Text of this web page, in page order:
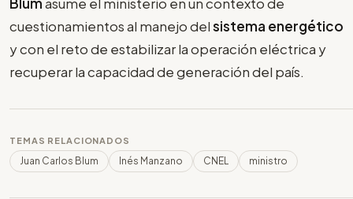
cuestionamientos al manejo delsistema energético
y con el reto de estabilizar la operación eléctrica y
recuperar la capacidad de generación del país.
TEMAS RELACIONADOS
Juan Carlos Blum Inés Manzano CNEL ministro